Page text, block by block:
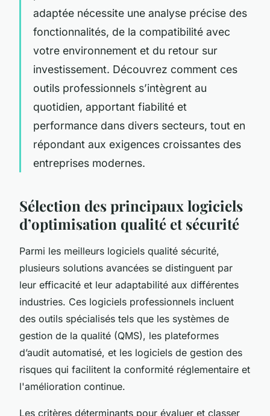
adaptée nécessite une analyse précise des
fonctionnalités, de la compatibilité avec
votre environnement et du retour sur
investissement. Découvrez comment ces
outils professionnels s’intègrent au
quotidien, apportant fiabilité et
performance dans divers secteurs, tout en
répondant aux exigences croissantes des
entreprises modernes.
Sélection des principaux logiciels
d’optimisation qualité et sécurité
Parmi les meilleurs logiciels qualité sécurité,
plusieurs solutions avancées se distinguent par
leur efficacité et leur adaptabilité aux différentes
industries. Ces logiciels professionnels incluent
des outils spécialisés tels que les systèmes de
gestion de la qualité (QMS), les plateformes
d’audit automatisé, et les logiciels de gestion des
risques qui facilitent la conformité réglementaire et
l'amélioration continue.
Les critères déterminants pour évaluer et classer